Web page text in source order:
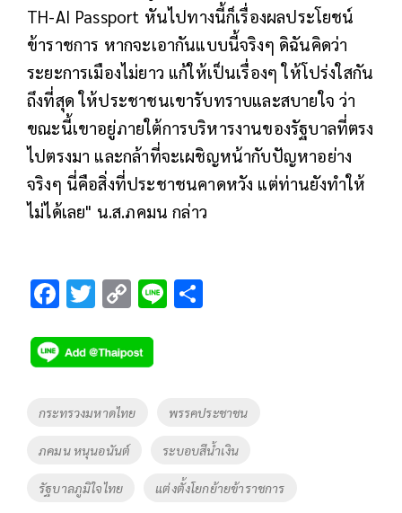
TH-AI Passport หันไปทางนี้ก็เรื่องผลประโยชน์
ข้าราชการ หากจะเอากันแบบนี้จริงๆ ดิฉันคิดว่า
ระยะการเมืองไม่ยาว แก้ให้เป็นเรื่องๆ ให้โปร่งใสกัน
ถึงที่สุด ให้ประชาชนเขารับทราบและสบายใจ ว่า
ขณะนี้เขาอยู่ภายใต้การบริหารงานของรัฐบาลที่ตรง
ไปตรงมา และกล้าที่จะเผชิญหน้ากับปัญหาอย่าง
จริงๆ นี่คือสิ่งที่ประชาชนคาดหวัง แต่ท่านยังทำให้
ไม่ได้เลย" น.ส.ภคมน กล่าว
F
e
b
o
k
T
tt
er
C
p
y
Li
Li
Tags
กระทรวงมหาดไทย พรรคประชาชน
ภคมน หนุนอนันต์ ระบอบสีน้ำเงิน
รัฐบาลภูมิใจไทย แต่งตั้งโยกย้ายข้าราชการ